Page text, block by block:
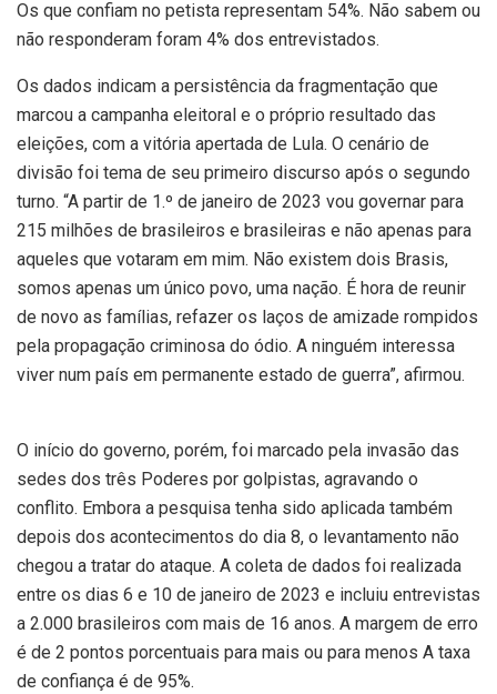
Os que confiam no petista representam 54%. Não sabem ou
não responderam foram 4% dos entrevistados.
Os dados indicam a persistência da fragmentação que
marcou a campanha eleitoral e o próprio resultado das
eleições, com a vitória apertada de Lula. O cenário de
divisão foi tema de seu primeiro discurso após o segundo
turno. “A partir de 1.º de janeiro de 2023 vou governar para
215 milhões de brasileiros e brasileiras e não apenas para
aqueles que votaram em mim. Não existem dois Brasis,
somos apenas um único povo, uma nação. É hora de reunir
de novo as famílias, refazer os laços de amizade rompidos
pela propagação criminosa do ódio. A ninguém interessa
viver num país em permanente estado de guerra”, afirmou.
O início do governo, porém, foi marcado pela invasão das
sedes dos três Poderes por golpistas, agravando o
conflito. Embora a pesquisa tenha sido aplicada também
depois dos acontecimentos do dia 8, o levantamento não
chegou a tratar do ataque. A coleta de dados foi realizada
entre os dias 6 e 10 de janeiro de 2023 e incluiu entrevistas
a 2.000 brasileiros com mais de 16 anos. A margem de erro
é de 2 pontos porcentuais para mais ou para menos A taxa
de confiança é de 95%.